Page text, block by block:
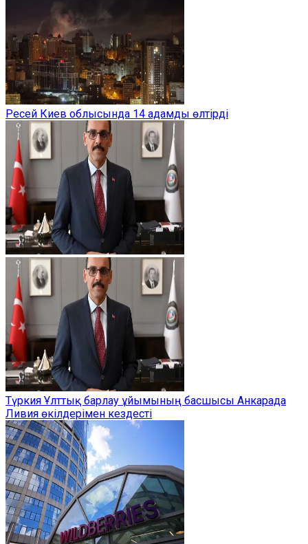
Ресей Киев облысында 14 адамды өлтірді
Түркия Ұлттық барлау ұйымының басшысы Анкарада
Ливия өкілдерімен кездесті